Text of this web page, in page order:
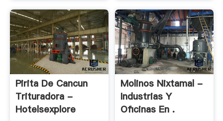
Pirita De Cancun
Trituradora -
Hotelsexplore
Molinos Nixtamal -
Industrias Y
Oficinas En .